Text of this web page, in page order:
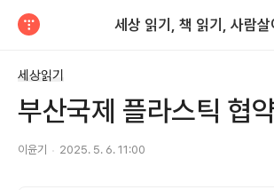
세상 읽기, 책 읽기, 사람살
세상읽기
부산국제 플라스틱 협
이윤기 2025. 5. 6. 11:00